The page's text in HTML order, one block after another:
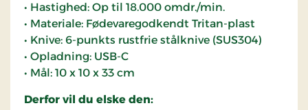
• Hastighed: Op til 18.000 omdr./min.
• Materiale: Fødevaregodkendt Tritan-plast
• Knive: 6-punkts rustfrie stålknive (SUS304)
• Opladning: USB-C
• Mål: 10 x 10 x 33 cm
Derfor vil du elske den: